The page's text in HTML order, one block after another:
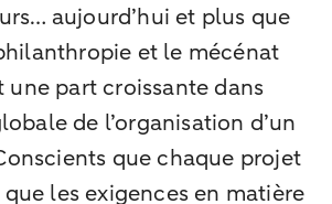
aujourd’hui et plus que
et le mécénat
une part croissante dans
de l’organisation d’un
que chaque projet
les exigences en matière